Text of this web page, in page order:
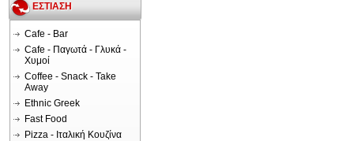
ΕΣΤΙΑΣΗ
Cafe - Bar
Cafe - Παγωτά - Γλυκά -
Χυμοί
Coffee - Snack - Take
Away
Ethnic Greek
Fast Food
Pizza - Ιταλική Κουζίνα